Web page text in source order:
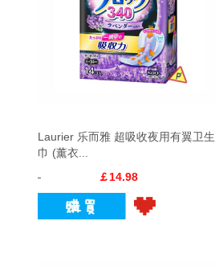
Laurier 乐而雅 超吸收夜用有翼卫生
巾 (薰衣...
￡14.98